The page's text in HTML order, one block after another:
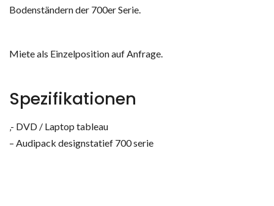
Bodenständern der 700er Serie.
Miete als Einzelposition auf Anfrage.
Spezifikationen
‚- DVD / Laptop tableau
– Audipack designstatief 700 serie